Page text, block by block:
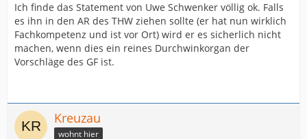
Ich finde das Statement von Uwe Schwenker völlig ok. Falls
es ihn in den AR des THW ziehen sollte (er hat nun wirklich
Fachkompetenz und ist vor Ort) wird er es sicherlich nicht
machen, wenn dies ein reines Durchwinkorgan der
Vorschläge des GF ist.
Kreuzau
wohnt hier